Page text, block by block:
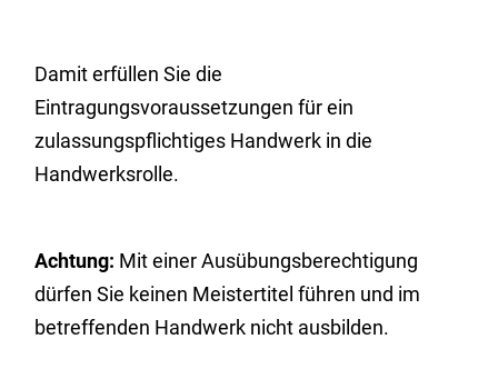
Damit erfüllen Sie die
Eintragungsvoraussetzungen für ein
zulassungspflichtiges Handwerk in die
Handwerksrolle.
Achtung: Mit einer Ausübungsberechtigung
dürfen Sie keinen Meistertitel führen und im
betreffenden Handwerk nicht ausbilden.